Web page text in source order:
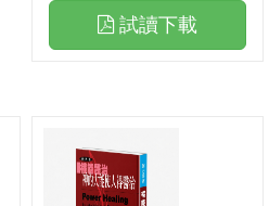
試讀下載